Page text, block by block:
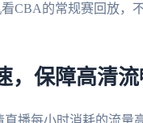
CBA的常规赛回放，
，保障高清